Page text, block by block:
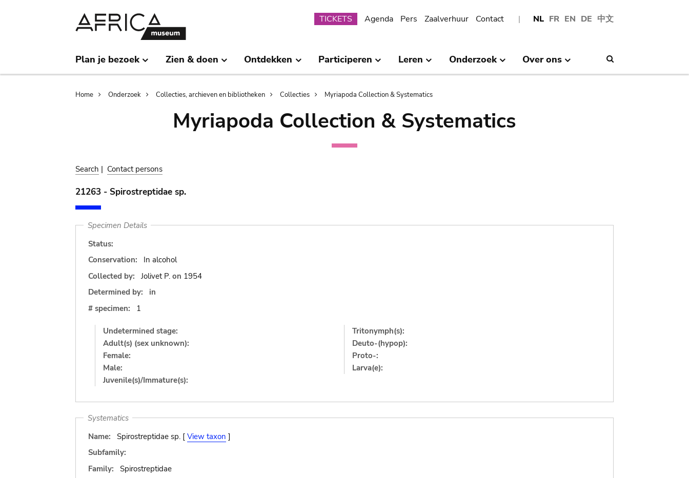
NL FR EN DE 中文
Submenu
TICKETS Agenda Pers Zaalverhuur Contact
Plan je bezoek Zien & doen Ontdekken Participeren Leren Onderzoek Over ons
Breadcrumb
Home Onderzoek Collecties, archieven en bibliotheken Collecties Myriapoda Collection & Systematics
Myriapoda Collection & Systematics
Search | Contact persons
21263 - Spirostreptidae sp.
Specimen Details
Status:
Conservation:
In alcohol
Collected by:
Jolivet P. on 1954
Determined by:
in
# specimen:
1
Undetermined stage:
Adult(s) (sex unknown):
Female:
Male:
Juvenile(s)/Immature(s):
Tritonymph(s):
Deuto-(hypop):
Proto-:
Larva(e):
Systematics
Name:
Spirostreptidae sp. [ View taxon ]
Subfamily:
Family:
Spirostreptidae